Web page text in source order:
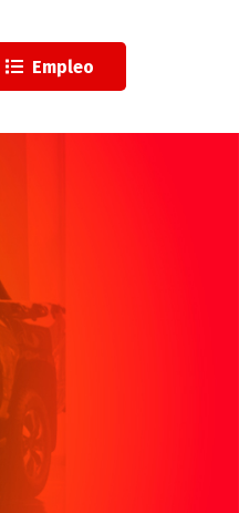
Empleo